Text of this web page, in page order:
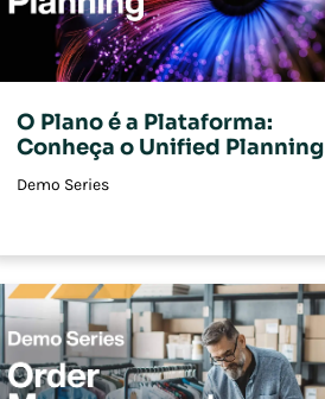
O Plano é a Plataforma:
Conheça o Unified Planning
Demo Series